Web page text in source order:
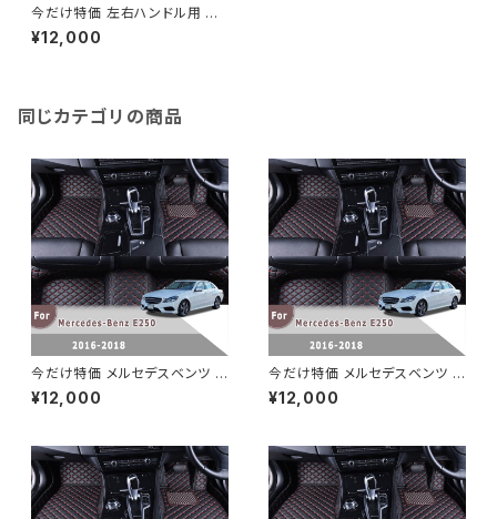
今だけ特価 左右ハンドル用 カ
ーペット メルセデスベンツE250
2018 2017 2016 カーフロアマ
¥12,000
同じカテゴリの商品
今だけ特価 メルセデスベンツ E
250 2018 2017 2016 右ハン
ドル用 カーペット カーフロアマ
グ
¥12,000
今だけ特価 メルセデスベンツ E
250 2018 2017 2016 右ハン
ドル用 カーペット カーフロアマ
グ
¥12,000